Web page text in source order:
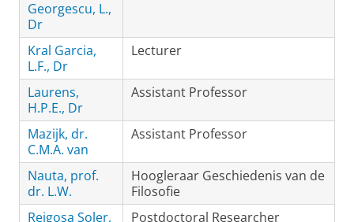
Georgescu, L.,
Dr
Kral Garcia,
L.F., Dr
Lecturer
Laurens,
H.P.E., Dr
Assistant Professor
Mazijk, dr.
C.M.A. van
Assistant Professor
Nauta, prof.
dr. L.W.
Hoogleraar Geschiedenis van de
Filosofie
Reigosa Soler,
Postdoctoral Researcher